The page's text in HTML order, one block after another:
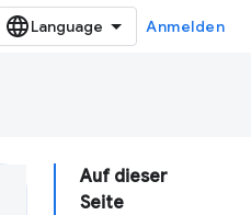
Anmelden
Auf dieser
Seite